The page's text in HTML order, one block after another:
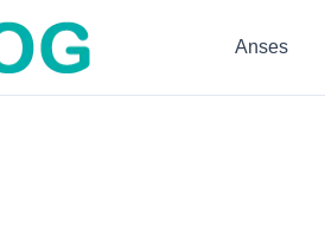
Anses